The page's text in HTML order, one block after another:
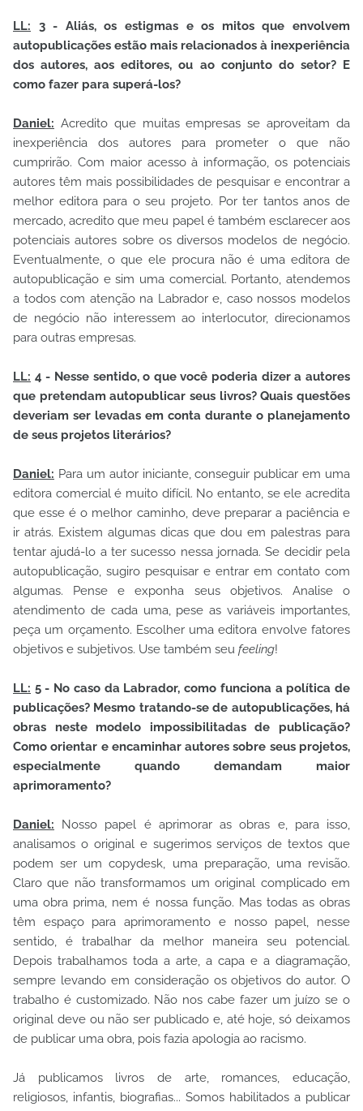
LL: 3 - Aliás, os estigmas e os mitos que envolvem
autopublicações estão mais relacionados à inexperiência
dos autores, aos editores, ou ao conjunto do setor? E
como fazer para superá-los?
Daniel: Acredito que muitas empresas se aproveitam da
inexperiência dos autores para prometer o que não
cumprirão. Com maior acesso à informação, os potenciais
autores têm mais possibilidades de pesquisar e encontrar a
melhor editora para o seu projeto. Por ter tantos anos de
mercado, acredito que meu papel é também esclarecer aos
potenciais autores sobre os diversos modelos de negócio.
Eventualmente, o que ele procura não é uma editora de
autopublicação e sim uma comercial. Portanto, atendemos
a todos com atenção na Labrador e, caso nossos modelos
de negócio não interessem ao interlocutor, direcionamos
para outras empresas.
LL: 4 - Nesse sentido, o que você poderia dizer a autores
que pretendam autopublicar seus livros?Quais questões
deveriam ser levadas em conta durante o planejamento
de seus projetos literários?
Daniel: Para um autor iniciante, conseguir publicar em uma
editora comercial é muito difícil. No entanto, se ele acredita
que esse é o melhor caminho, deve preparar a paciência e
ir atrás. Existem algumas dicas que dou em palestras para
tentar ajudá-lo a ter sucesso nessa jornada. Se decidir pela
autopublicação, sugiro pesquisar e entrar em contato com
algumas. Pense e exponha seus objetivos. Analise o
atendimento de cada uma, pese as variáveis importantes,
peça um orçamento. Escolher uma editora envolve fatores
objetivos e subjetivos. Use também seu feeling!
LL: 5 - No caso da Labrador, como funciona a política de
publicações? Mesmo tratando-se de autopublicações, há
obras neste modelo impossibilitadas de publicação?
Como orientar e encaminhar autores sobre seus projetos,
especialmente quando demandam maior
aprimoramento?
Daniel: Nosso papel é aprimorar as obras e, para isso,
analisamos o original e sugerimos serviços de textos que
podem ser um copydesk, uma preparação, uma revisão.
Claro que não transformamos um original complicado em
uma obra prima, nem é nossa função. Mas todas as obras
têm espaço para aprimoramento e nosso papel, nesse
sentido, é trabalhar da melhor maneira seu potencial.
Depois trabalhamos toda a arte, a capa e a diagramação,
sempre levando em consideração os objetivos do autor. O
trabalho é customizado. Não nos cabe fazer um juízo se o
original deve ou não ser publicado e, até hoje, só deixamos
de publicar uma obra, pois fazia apologia ao racismo.
Já publicamos livros de arte, romances, educação,
religiosos, infantis, biografias... Somos habilitados a publicar